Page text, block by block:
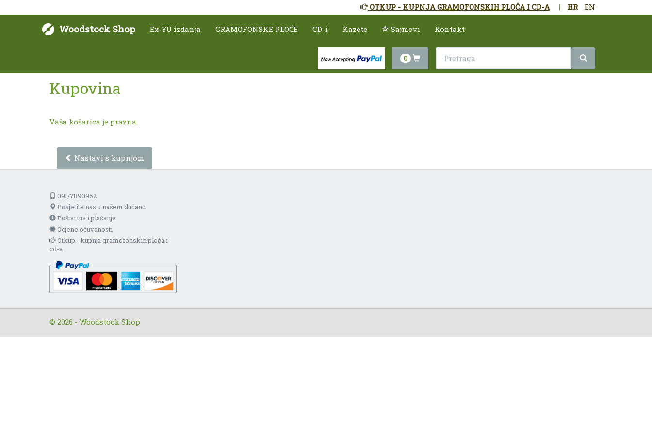
HR EN
|
OTKUP - KUPNJA GRAMOFONSKIH PLOČA I CD-A
Woodstock Shop Ex-YU izdanja GRAMOFONSKE PLOČE CD-i Kazete Sajmovi Kontakt
0
Kupovina
Vaša košarica je prazna.
Nastavi s kupnjom
091/7890962
Posjetite nas u našem dućanu
Poštarina i plaćanje
Ocjene očuvanosti
Otkup - kupnja gramofonskih ploča i
cd-a
© 2026 - Woodstock Shop